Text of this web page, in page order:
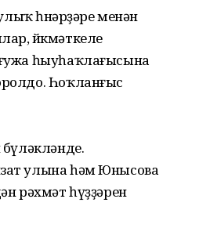
һөнәрҙәре менән
йөкмәткеле
һыуһаҡлағысына
Һоҡланғыс
улына һәм Юнысова
рәхмәт һүҙҙәрен